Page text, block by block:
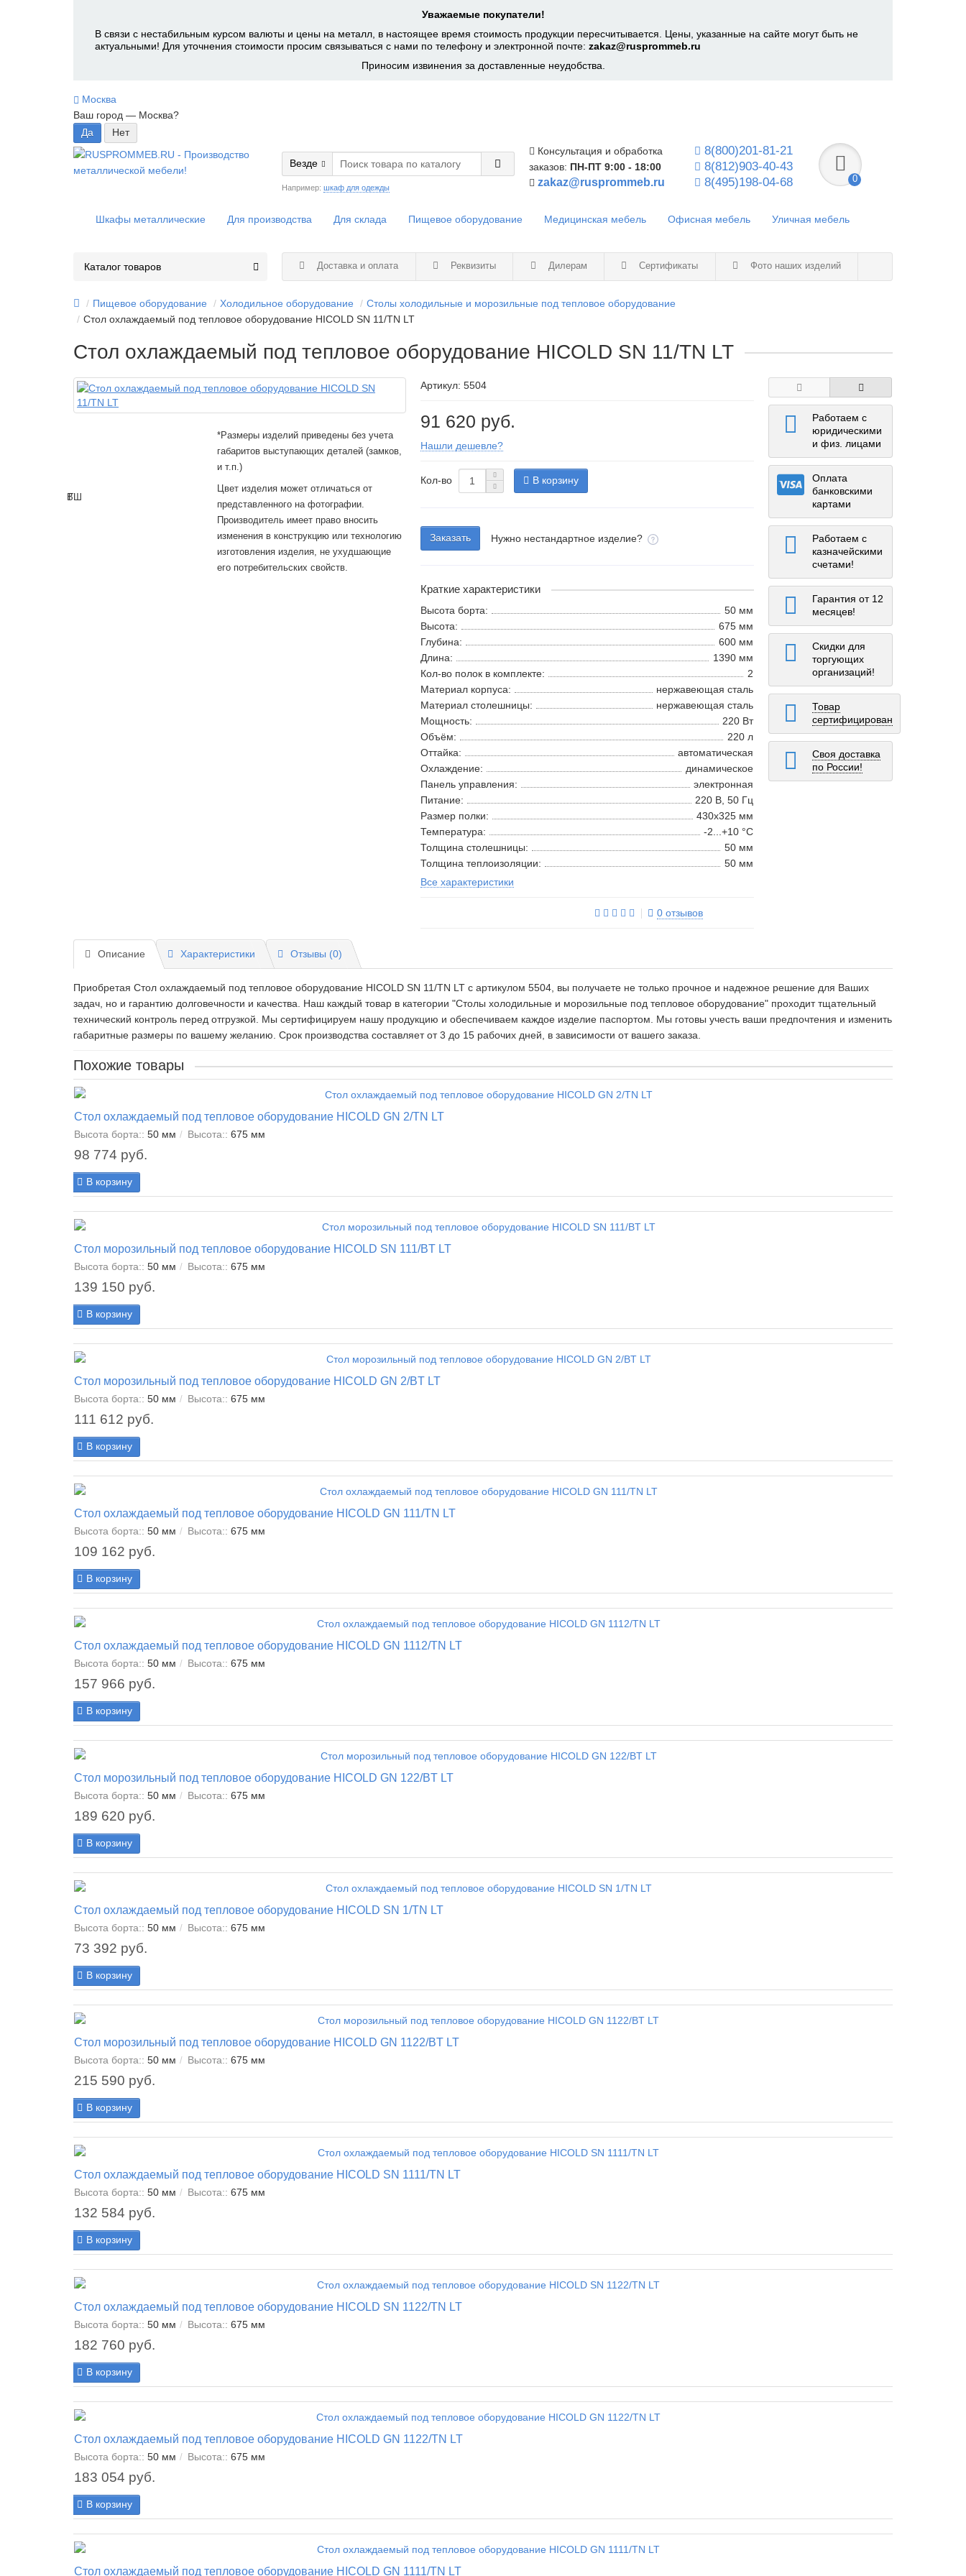
Уважаемые покупатели!
В связи с нестабильным курсом валюты и цены на металл, в настоящее время стоимость продукции пересчитывается. Цены, указанные на сайте могут быть не
актуальными! Для уточнения стоимости просим связываться с нами по телефону и электронной почте: zakaz@rusprommeb.ru
Приносим извинения за доставленные неудобства.
Москва
Ваш город — Москва?
Везде
Например: шкаф для одежды
Консультация и обработка
заказов: ПН-ПТ 9:00 - 18:00
zakaz@rusprommeb.ru
8(800)201-81-21
8(812)903-40-43
8(495)198-04-68
0
Шкафы металлические Для производства Для склада Пищевое оборудование Медицинская мебель Офисная мебель Уличная мебель
Доставка и оплата Реквизиты Дилерам Сертификаты Фото наших изделий
Каталог товаров
Пищевое оборудование Холодильное оборудование
Столы холодильные и морозильные под тепловое оборудование
Стол охлаждаемый под тепловое оборудование HICOLD SN 11/TN LT
Стол охлаждаемый под тепловое оборудование HICOLD SN 11/TN LT
Ш
В
Г
*Размеры изделий приведены без учета
габаритов выступающих деталей (замков,
и т.п.)
Цвет изделия может отличаться от
представленного на фотографии.
Производитель имеет право вносить
изменения в конструкцию или технологию
изготовления изделия, не ухудшающие
его потребительских свойств.
Артикул: 5504
91 620 руб.
Нашли дешевле?
Кол-во В корзину
Заказать Нужно нестандартное изделие?
Краткие характеристики
Высота борта:
50 мм
Высота:
675 мм
Глубина:
600 мм
Длина:
1390 мм
Кол-во полок в комплекте:
2
Материал корпуса:
нержавеющая сталь
Материал столешницы:
нержавеющая сталь
Мощность:
220 Вт
Объём:
220 л
Оттайка:
автоматическая
Охлаждение:
динамическое
Панель управления:
электронная
Питание:
220 В, 50 Гц
Размер полки:
430х325 мм
Температура:
-2...+10 °С
Толщина столешницы:
50 мм
Толщина теплоизоляции:
50 мм
Все характеристики
0 отзывов
Работаем с
юридическими
и физ. лицами
Оплата
банковскими
картами
Работаем с
казначейскими
счетами!
Гарантия от 12
месяцев!
Скидки для
торгующих
организаций!
Товар
сертифицирован
Своя доставка
по России!
Описание Характеристики Отзывы (0)
Приобретая Стол охлаждаемый под тепловое оборудование HICOLD SN 11/TN LT c артикулом 5504, вы получаете не только прочное и надежное решение для Ваших
задач, но и гарантию долговечности и качества. Наш каждый товар в категории "Столы холодильные и морозильные под тепловое оборудование" проходит тщательный
технический контроль перед отгрузкой. Мы сертифицируем нашу продукцию и обеспечиваем каждое изделие паспортом. Мы готовы учесть ваши предпочтения и изменить
габаритные размеры по вашему желанию. Срок производства составляет от 3 до 15 рабочих дней, в зависимости от вашего заказа.
Похожие товары
Стол охлаждаемый под тепловое оборудование HICOLD GN 2/TN LT
Высота борта:: 50 мм Высота:: 675 мм
98 774 руб.
В корзину
Стол морозильный под тепловое оборудование HICOLD SN 111/BT LT
Высота борта:: 50 мм Высота:: 675 мм
139 150 руб.
В корзину
Стол морозильный под тепловое оборудование HICOLD GN 2/BT LT
Высота борта:: 50 мм Высота:: 675 мм
111 612 руб.
В корзину
Стол охлаждаемый под тепловое оборудование HICOLD GN 111/TN LT
Высота борта:: 50 мм Высота:: 675 мм
109 162 руб.
В корзину
Стол охлаждаемый под тепловое оборудование HICOLD GN 1112/TN LT
Высота борта:: 50 мм Высота:: 675 мм
157 966 руб.
В корзину
Стол морозильный под тепловое оборудование HICOLD GN 122/BT LT
Высота борта:: 50 мм Высота:: 675 мм
189 620 руб.
В корзину
Стол охлаждаемый под тепловое оборудование HICOLD SN 1/TN LT
Высота борта:: 50 мм Высота:: 675 мм
73 392 руб.
В корзину
Стол морозильный под тепловое оборудование HICOLD GN 1122/BT LT
Высота борта:: 50 мм Высота:: 675 мм
215 590 руб.
В корзину
Стол охлаждаемый под тепловое оборудование HICOLD SN 1111/TN LT
Высота борта:: 50 мм Высота:: 675 мм
132 584 руб.
В корзину
Стол охлаждаемый под тепловое оборудование HICOLD SN 1122/TN LT
Высота борта:: 50 мм Высота:: 675 мм
182 760 руб.
В корзину
Стол охлаждаемый под тепловое оборудование HICOLD GN 1122/TN LT
Высота борта:: 50 мм Высота:: 675 мм
183 054 руб.
В корзину
Стол охлаждаемый под тепловое оборудование HICOLD GN 1111/TN LT